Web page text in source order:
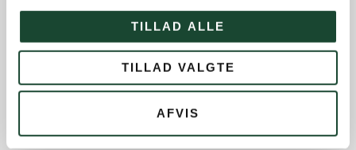
TILLAD ALLE
TILLAD VALGTE
AFVIS
Old Boys
Social events